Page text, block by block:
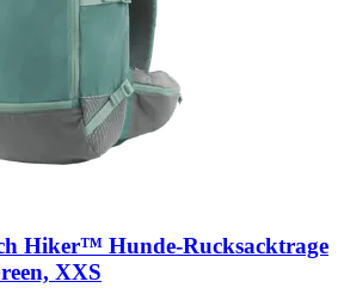
Hiker™ Hunde-​Rucksacktrage
XXS